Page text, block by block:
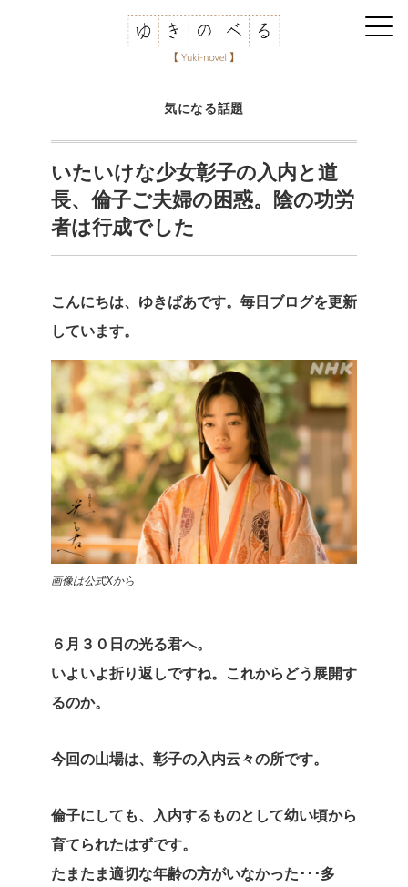
気になる話題
いたいけな少女彰子の入内と道
長、倫子ご夫婦の困惑。陰の功労
者は行成でした
こんにちは、ゆきばあです。毎日ブログを更新
しています。
画像は公式Xから
６月３０日の光る君へ。
いよいよ折り返しですね。これからどう展開す
るのか。
今回の山場は、彰子の入内云々の所です。
倫子にしても、入内するものとして幼い頃から
育てられたはずです。
たまたま適切な年齢の方がいなかった･･･多